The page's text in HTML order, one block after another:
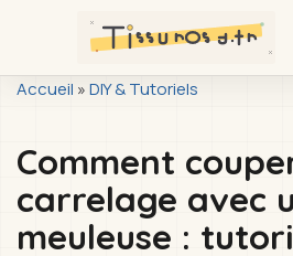
principal
You
here
Accueil »DIY & Tutoriels
Comment
carrelage avec
meuleuse :